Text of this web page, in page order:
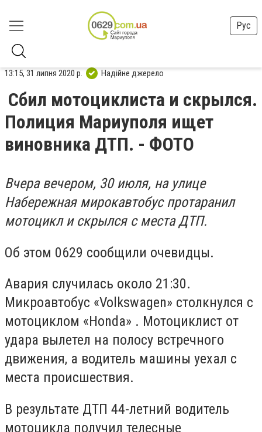
Рус
13:15, 31 липня 2020 р. Надійне джерело
Сбил мотоциклиста и скрылся.
Полиция Мариуполя ищет
виновника ДТП. - ФОТО
Вчера вечером, 30 июля, на улице
Набережная мирокавтобус протаранил
мотоцикл и скрылся с места ДТП.
Об этом 0629 сообщили очевидцы.
Авария случилась около 21:30.
Микроавтобус «Volkswagen» столкнулся с
мотоциклом «Honda» . Мотоциклист от
удара вылетел на полосу встречного
движения, а водитель машины уехал с
места происшествия.
В результате ДТП 44-летний водитель
мотоцикла получил телесные